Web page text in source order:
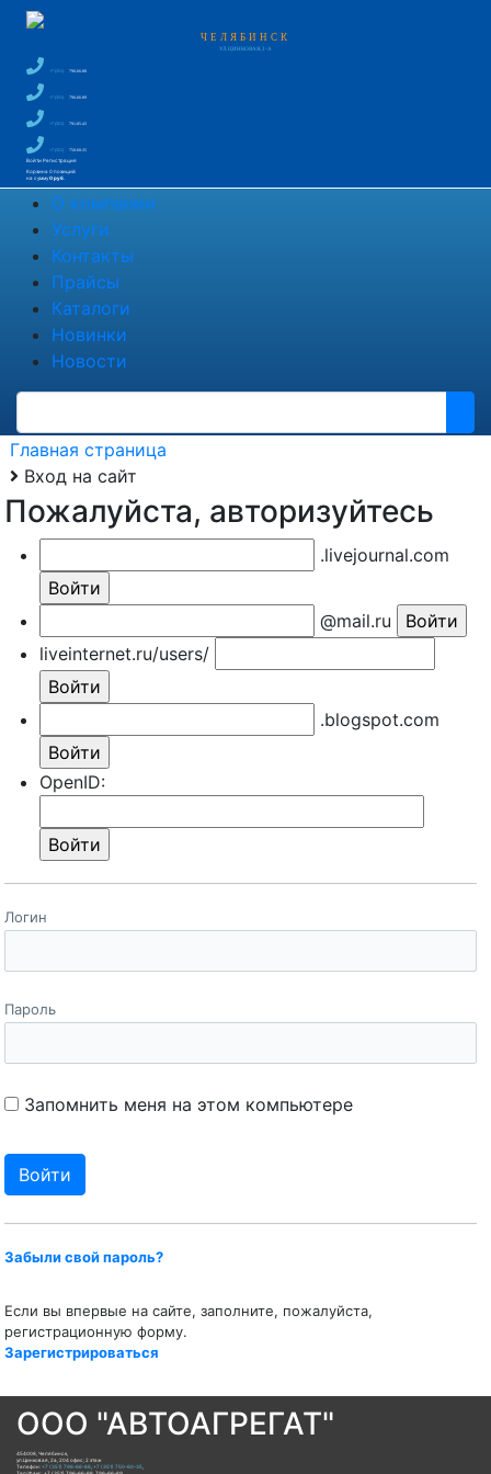
ЧЕЛЯБИНСК
УЛ. ЦИНКОВАЯ, 2-А
+7 (351) 796-66-88
+7 (351) 796-66-89
+7 (351) 791-85-43
+7 (351)
750-60-35
Войти Регистрация
Корзина0 позиций
на сумму0 руб.
О компании
Услуги
Контакты
Прайсы
Каталоги
Новинки
Новости
Главная страница
Вход на сайт
Пожалуйста, авторизуйтесь
.livejournal.com
@mail.ru
liveinternet.ru/users/
.blogspot.com
OpenID:
Логин
Пароль
Запомнить меня на этом компьютере
Забыли свой пароль?
Если вы впервые на сайте, заполните, пожалуйста,
регистрационную форму.
Зарегистрироваться
ООО "АВТОАГРЕГАТ"
454008, Челябинск,
ул.Цинковая, 2а, 204 офис; 2 этаж
Телефон: +7 (351) 796-66-88, +7 (351) 750-60-35,